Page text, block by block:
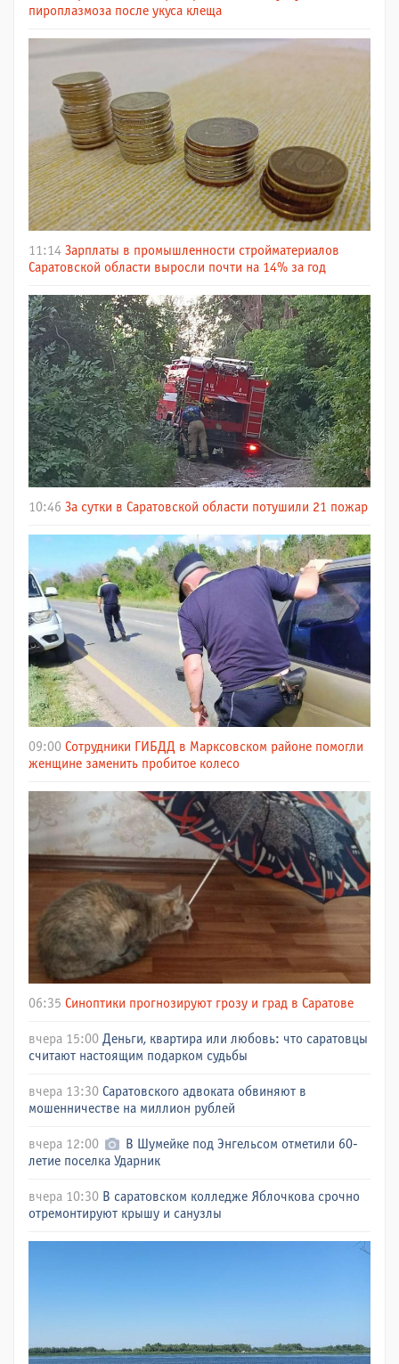
пироплазмоза после укуса клеща
11:14 Зарплаты в промышленности стройматериалов
Саратовской области выросли почти на 14% за год
10:46 За сутки в Саратовской области потушили 21 пожар
09:00 Сотрудники ГИБДД в Марксовском районе помогли
женщине заменить пробитое колесо
06:35 Синоптики прогнозируют грозу и град в Саратове
вчера 15:00 Деньги, квартира или любовь: что саратовцы
считают настоящим подарком судьбы
вчера 13:30 Саратовского адвоката обвиняют в
мошенничестве на миллион рублей
вчера 12:00
В Шумейке под Энгельсом отметили 60-
летие поселка Ударник
вчера 10:30 В саратовском колледже Яблочкова срочно
отремонтируют крышу и санузлы